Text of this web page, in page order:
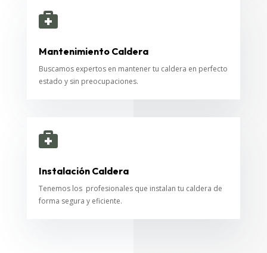

Mantenimiento Caldera
Buscamos expertos en mantener tu caldera en perfecto
estado y sin preocupaciones.

Instalación Caldera
Tenemos los profesionales que instalan tu caldera de
forma segura y eficiente.